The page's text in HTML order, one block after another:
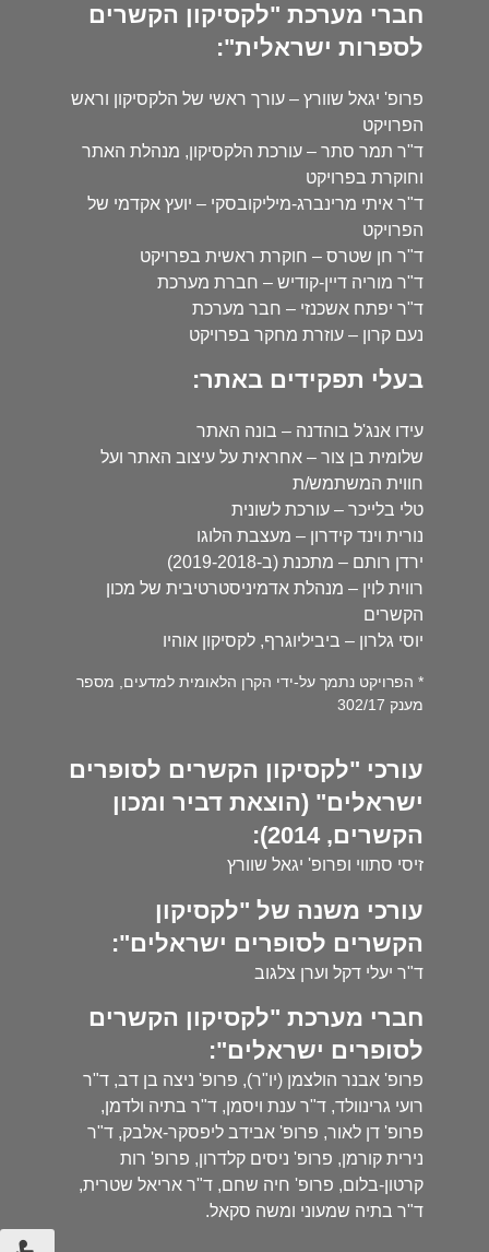
חברי מערכת "לקסיקון הקשרים
לספרות ישראלית":
פרופ' יגאל שוורץ – עורך ראשי של הלקסיקון וראש
הפרויקט
ד"ר תמר סתר – עורכת הלקסיקון, מנהלת האתר
וחוקרת בפרויקט
ד"ר איתי מרינברג-מיליקובסקי – יועץ אקדמי של
הפרויקט
ד"ר חן שטרס – חוקרת ראשית בפרויקט
ד"ר מוריה דיין-קודיש – חברת מערכת
ד"ר יפתח אשכנזי – חבר מערכת
נעם קרון – עוזרת מחקר בפרויקט
בעלי תפקידים באתר:
עידו אנג'ל בוהדנה – בונה האתר
שלומית בן צור – אחראית על עיצוב האתר ועל
חווית המשתמש/ת
טלי בלייכר – עורכת לשונית
נורית וינד קידרון – מעצבת הלוגו
ירדן רותם – מתכנת (ב-2019-2018)
רווית לוין – מנהלת אדמיניסטרטיבית של מכון
הקשרים
יוסי גלרון – ביביליוגרף, לקסיקון אוהיו
* הפרויקט נתמך על-ידי הקרן הלאומית למדעים, מספר
מענק 302/17
עורכי "לקסיקון הקשרים לסופרים
ישראלים" (הוצאת דביר ומכון
הקשרים, 2014):
זיסי סתווי ופרופ' יגאל שוורץ
עורכי משנה של "לקסיקון
הקשרים לסופרים ישראלים":
ד"ר יעלי דקל וערן צלגוב
חברי מערכת "לקסיקון הקשרים
לסופרים ישראלים":
פרופ' אבנר הולצמן (יו"ר), פרופ' ניצה בן דב, ד"ר
רועי גרינוולד, ד"ר ענת ויסמן, ד"ר בתיה ולדמן,
פרופ' דן לאור, פרופ' אבידב ליפסקר-אלבק, ד"ר
נירית קורמן, פרופ' ניסים קלדרון, פרופ' רות
קרטון-בלום, פרופ' חיה שחם, ד"ר אריאל שטרית,
ד"ר בתיה שמעוני ומשה סקאל.